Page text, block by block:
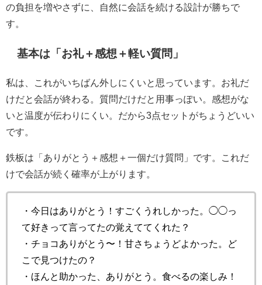
の負担を増やさずに、自然に会話を続ける設計が勝ちで
す。
基本は「お礼＋感想＋軽い質問」
私は、これがいちばん外しにくいと思っています。お礼だ
けだと会話が終わる。質問だけだと用事っぽい。感想がな
いと温度が伝わりにくい。だから3点セットがちょうどいい
です。
鉄板は「ありがとう＋感想＋一個だけ質問」 です。これだ
けで会話が続く確率が上がります。
・今日はありがとう！すごくうれしかった。◯◯っ
て好きって言ってたの覚えててくれた？
・チョコありがとう〜！甘さちょうどよかった。ど
こで見つけたの？
・ほんと助かった、ありがとう。食べるの楽しみ！